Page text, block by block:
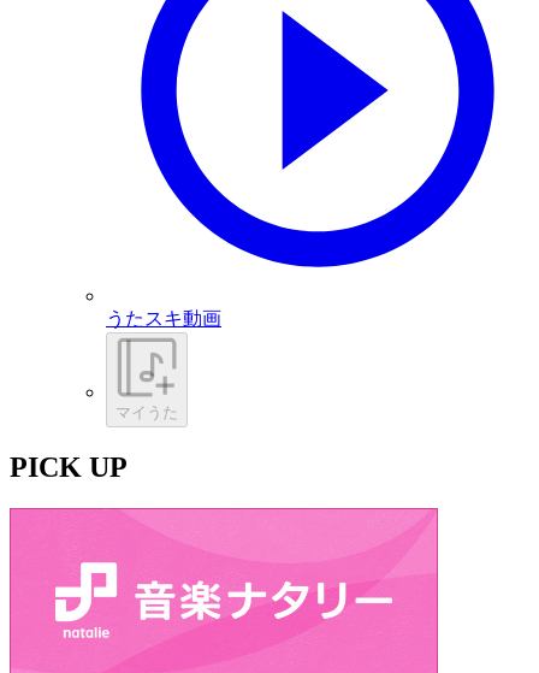
うたスキ動画
マイうた
PICK UP